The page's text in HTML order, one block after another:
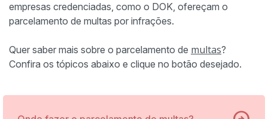
empresas credenciadas, como o DOK, ofereçam o
parcelamento de multas por infrações.
Quer saber mais sobre o parcelamento de multas?
Confira os tópicos abaixo e clique no botão desejado.